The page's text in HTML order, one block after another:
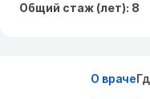
Общий стаж (лет): 8
О враче